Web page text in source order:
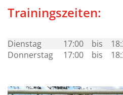
Trainingszeiten:
Dienstag 17:00 bis
Donnerstag
17:00 bis